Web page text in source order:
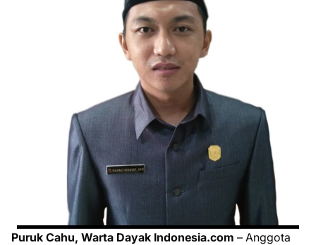
Puruk Cahu, Warta Dayak Indonesia.com – Anggota